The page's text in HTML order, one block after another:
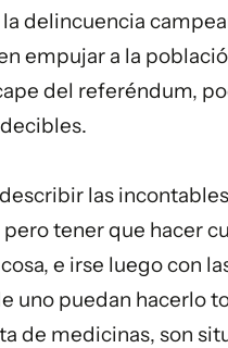
delincuencia
empujar a la
del referéndum,
las
tener que hacer
e irse luego con
uno puedan hacerlo
de medicinas, son